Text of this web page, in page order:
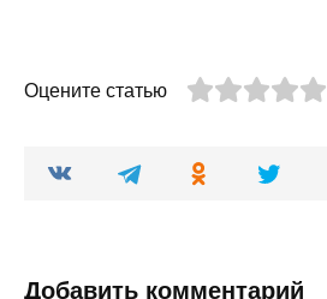
Оцените статью
Добавить комментарий